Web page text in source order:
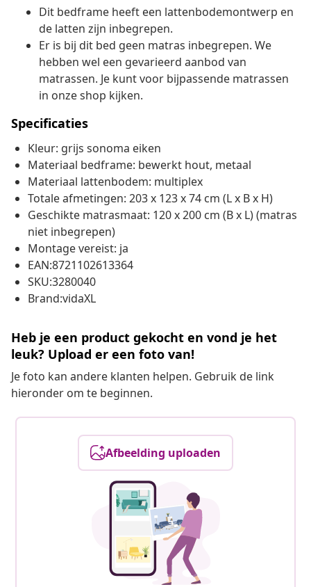
Dit bedframe heeft een lattenbodemontwerp en
de latten zijn inbegrepen.
Er is bij dit bed geen matras inbegrepen. We
hebben wel een gevarieerd aanbod van
matrassen. Je kunt voor bijpassende matrassen
in onze shop kijken.
Specificaties
Kleur: grijs sonoma eiken
Materiaal bedframe: bewerkt hout, metaal
Materiaal lattenbodem: multiplex
Totale afmetingen: 203 x 123 x 74 cm (L x B x H)
Geschikte matrasmaat: 120 x 200 cm (B x L) (matras
niet inbegrepen)
Montage vereist: ja
EAN:8721102613364
SKU:3280040
Brand:vidaXL
Heb je een product gekocht en vond je het
leuk? Upload er een foto van!
Je foto kan andere klanten helpen. Gebruik de link
hieronder om te beginnen.
Afbeelding uploaden